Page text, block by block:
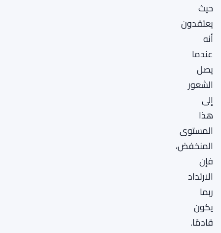
حيث
يعتقدون
أنه
عندما
يصل
الشعور
إلى
هذا
المستوى
المنخفض،
فإن
الارتداد
ربما
يكون
قادمًا.